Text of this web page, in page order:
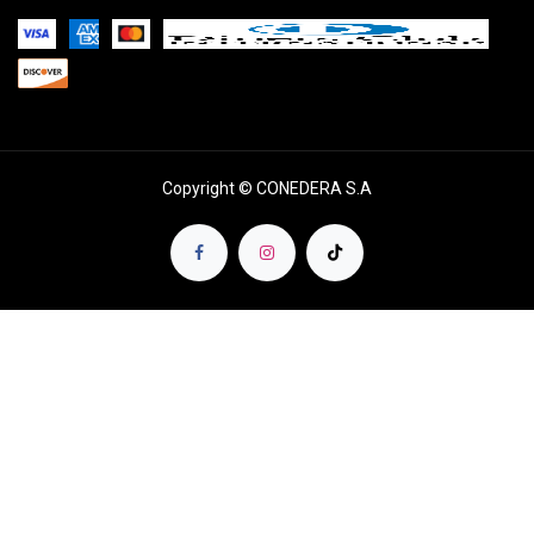
Copyright © CONEDERA S.A